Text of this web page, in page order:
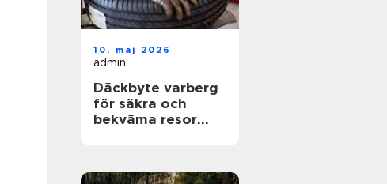
10. maj 2026
admin
Däckbyte varberg
för säkra och
bekväma resor